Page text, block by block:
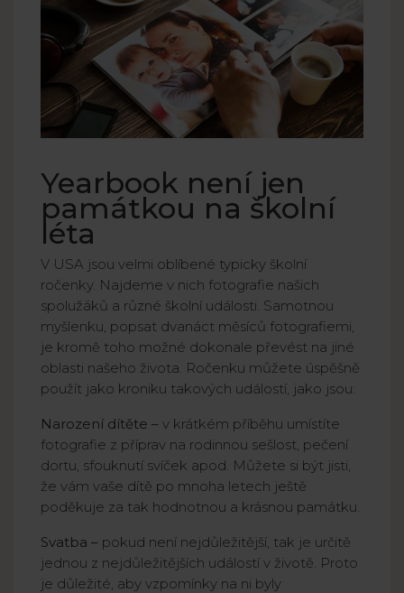
Yearbook není jen
památkou na školní
léta
V USA jsou velmi oblíbené typicky školní
ročenky. Najdeme v nich fotografie našich
spolužáků a různé školní události. Samotnou
myšlenku, popsat dvanáct měsíců fotografiemi,
je kromě toho možné dokonale převést na jiné
oblasti našeho života. Ročenku můžete úspěšně
použít jako kroniku takových událostí, jako jsou:
Narození dítěte – v krátkém příběhu umístíte
fotografie z příprav na rodinnou sešlost, pečení
dortu, sfouknutí svíček apod. Můžete si být jisti,
že vám vaše dítě po mnoha letech ještě
poděkuje za tak hodnotnou a krásnou památku.
Svatba – pokud není nejdůležitější, tak je určitě
jednou z nejdůležitějších událostí v životě. Proto
je důležité, aby vzpomínky na ni byly